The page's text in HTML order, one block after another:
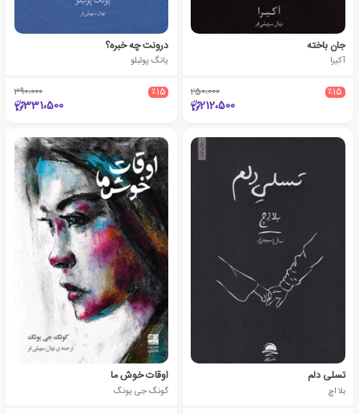
جان باخته
آکیرا
٪15 250،000
212،500
درونت چه خبره؟
یانگ پوئبلو
٪15 390،000
331،500
تسلی دلم
بلا اچ
اوقات خوش ما
گونگ جی یونگ